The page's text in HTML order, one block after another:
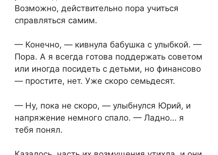
Возможно, действительно пора учиться
справляться самим.
— Конечно, — кивнула бабушка с улыбкой. —
Пора. А я всегда готова поддержать советом
или иногда посидеть с детьми, но финансово
— простите, нет. Уже скоро семьдесят.
— Ну, пока не скоро, — улыбнулся Юрий, и
напряжение немного спало. — Ладно… я
тебя понял.